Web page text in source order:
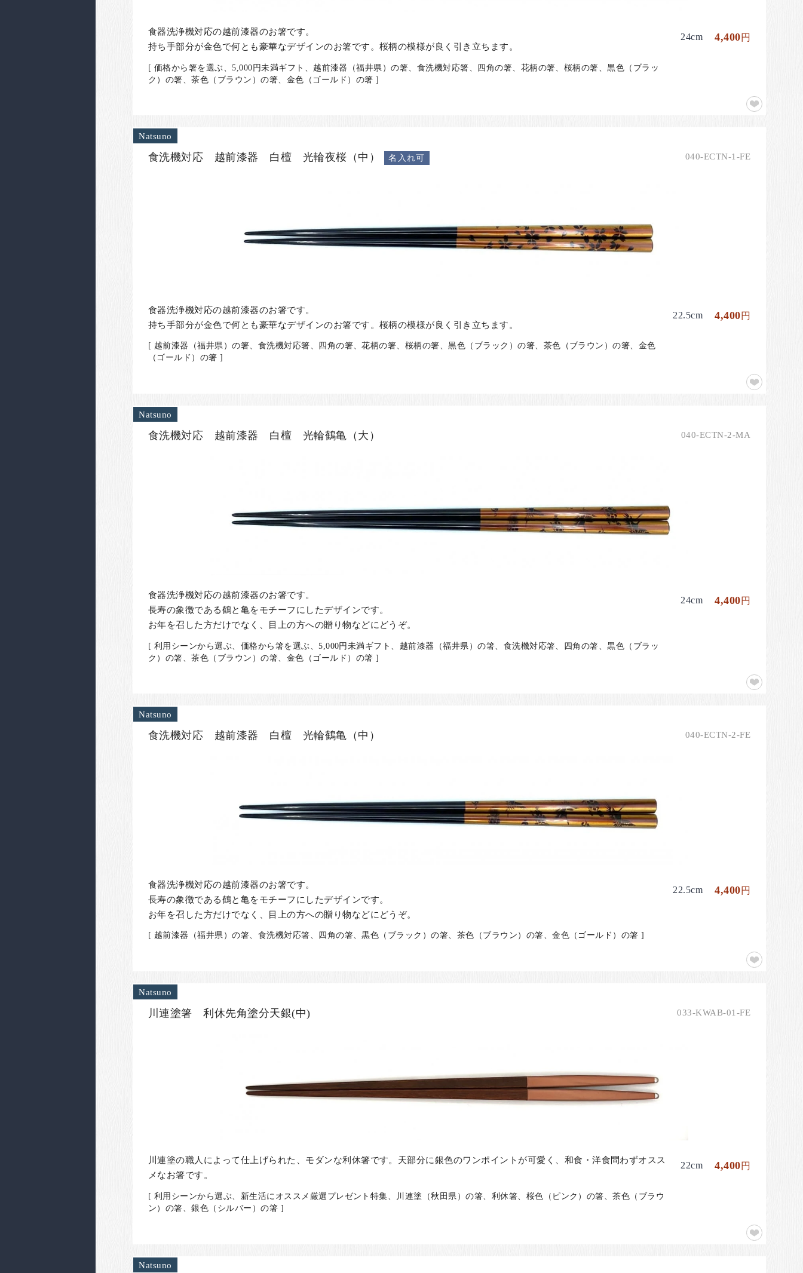
食器洗浄機対応の越前漆器のお箸です。
持ち手部分が金色で何とも豪華なデザインのお箸です。桜柄の模様が良く引き立ちます。
[ 価格から箸を選ぶ、5,000円未満ギフト、越前漆器（福井県）の箸、食洗機対応箸、四角の箸、花柄の箸、桜柄の箸、黒色（ブラッ
ク）の箸、茶色（ブラウン）の箸、金色（ゴールド）の箸 ]
24cm 4,400円
Natsuno
食洗機対応 越前漆器 白檀 光輪夜桜（中） 名入れ可 040-ECTN-1-FE
食器洗浄機対応の越前漆器のお箸です。
持ち手部分が金色で何とも豪華なデザインのお箸です。桜柄の模様が良く引き立ちます。
[ 越前漆器（福井県）の箸、食洗機対応箸、四角の箸、花柄の箸、桜柄の箸、黒色（ブラック）の箸、茶色（ブラウン）の箸、金色
（ゴールド）の箸 ]
22.5cm 4,400円
Natsuno
食洗機対応 越前漆器 白檀 光輪鶴亀（大） 040-ECTN-2-MA
食器洗浄機対応の越前漆器のお箸です。
長寿の象徴である鶴と亀をモチーフにしたデザインです。
お年を召した方だけでなく、目上の方への贈り物などにどうぞ。
[ 利用シーンから選ぶ、価格から箸を選ぶ、5,000円未満ギフト、越前漆器（福井県）の箸、食洗機対応箸、四角の箸、黒色（ブラッ
ク）の箸、茶色（ブラウン）の箸、金色（ゴールド）の箸 ]
24cm 4,400円
Natsuno
食洗機対応 越前漆器 白檀 光輪鶴亀（中） 040-ECTN-2-FE
食器洗浄機対応の越前漆器のお箸です。
長寿の象徴である鶴と亀をモチーフにしたデザインです。
お年を召した方だけでなく、目上の方への贈り物などにどうぞ。
[ 越前漆器（福井県）の箸、食洗機対応箸、四角の箸、黒色（ブラック）の箸、茶色（ブラウン）の箸、金色（ゴールド）の箸 ]
22.5cm 4,400円
Natsuno
川連塗箸 利休先角塗分天銀(中) 033-KWAB-01-FE
川連塗の職人によって仕上げられた、モダンな利休箸です。天部分に銀色のワンポイントが可愛く、和食・洋食問わずオスス
メなお箸です。
[ 利用シーンから選ぶ、新生活にオススメ厳選プレゼント特集、川連塗（秋田県）の箸、利休箸、桜色（ピンク）の箸、茶色（ブラウ
ン）の箸、銀色（シルバー）の箸 ]
22cm 4,400円
Natsuno